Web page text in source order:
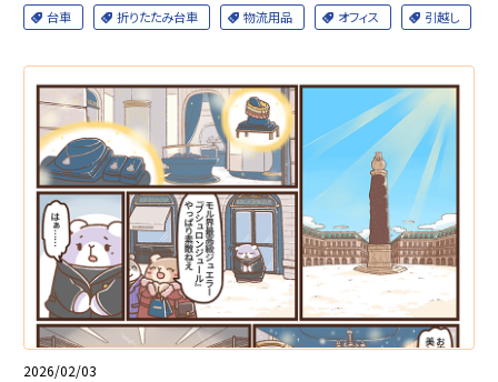
台車 折りたたみ台車 物流用品 オフィス 引越し
2026/02/03